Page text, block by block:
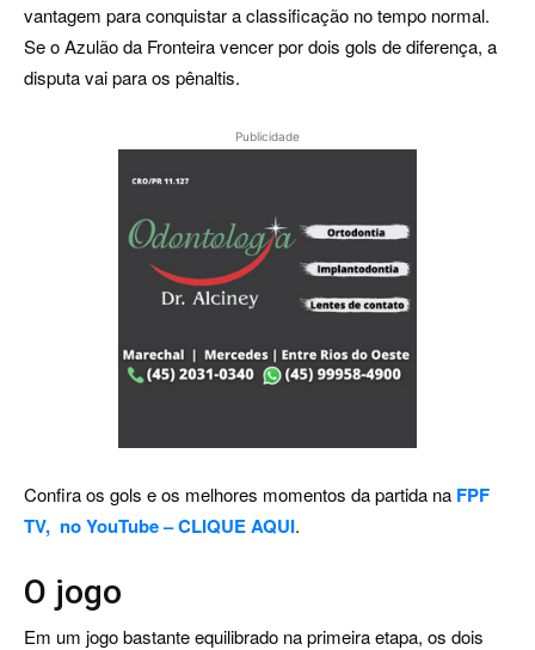
vantagem para conquistar a classificação no tempo normal.
Se o Azulão da Fronteira vencer por dois gols de diferença, a
disputa vai para os pênaltis.
Publicidade
Confira os gols e os melhores momentos da partida na FPF
TV, no YouTube – CLIQUE AQUI.
O jogo
Em um jogo bastante equilibrado na primeira etapa, os dois